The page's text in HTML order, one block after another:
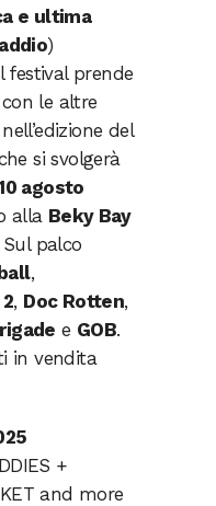
e ultima
)
festival prende
le altre
del
si svolgerà
agosto
alla Beky Bay
palco
,
, Doc Rotten,
e GOB.
in vendita
+
and more